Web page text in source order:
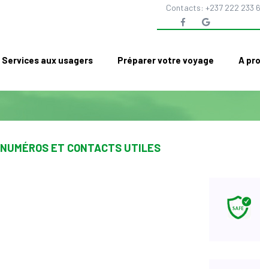
Contacts: +237 222 233
Services aux usagers Préparer votre voyage A
NUMÉROS ET CONTACTS UTILES